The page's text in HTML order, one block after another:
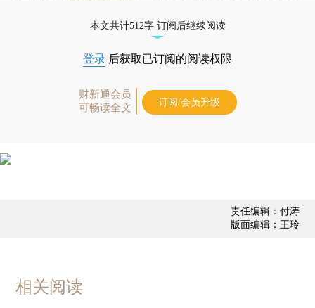
本文共计512字 订阅后继续阅读
登录 后获取已订阅的阅读权限
财新通会员
可畅读全文
订阅/会员升级
责任编辑：付涛
版面编辑：王玲
相关阅读